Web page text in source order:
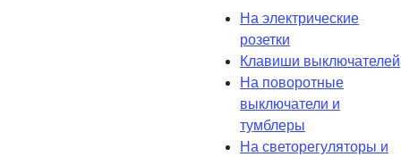
На электрические
розетки
Клавиши выключателей
На поворотные
выключатели и
тумблеры
На светорегуляторы и